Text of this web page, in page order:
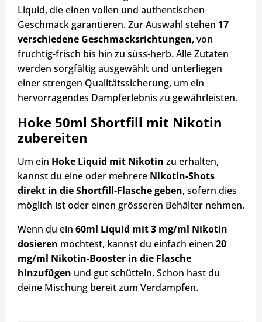
Liquid, die einen vollen und authentischen
Geschmack garantieren. Zur Auswahl stehen 17
verschiedene Geschmacksrichtungen, von
fruchtig-frisch bis hin zu süss-herb. Alle Zutaten
werden sorgfältig ausgewählt und unterliegen
einer strengen Qualitätssicherung, um ein
hervorragendes Dampferlebnis zu gewährleisten.
Hoke 50ml Shortfill mit Nikotin
zubereiten
Um ein Hoke Liquid mit Nikotin zu erhalten,
kannst du eine oder mehrere Nikotin-Shots
direkt in die Shortfill-Flasche geben, sofern dies
möglich ist oder einen grösseren Behälter nehmen.
Wenn du ein 60ml Liquid mit 3 mg/ml Nikotin
dosieren möchtest, kannst du einfach einen 20
mg/ml Nikotin-Booster in die Flasche
hinzufügen und gut schütteln. Schon hast du
deine Mischung bereit zum Verdampfen.